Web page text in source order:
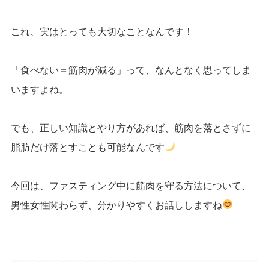
これ、実はとっても大切なことなんです！
「食べない＝筋肉が減る」って、なんとなく思ってしま
いますよね。
でも、正しい知識とやり方があれば、筋肉を落とさずに
脂肪だけ落とすことも可能なんです
今回は、ファスティング中に筋肉を守る方法について、
男性女性関わらず、分かりやすくお話ししますね